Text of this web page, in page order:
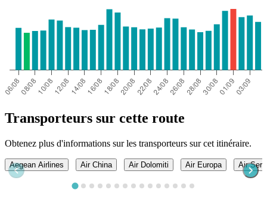
Transporteurs sur cette route
Obtenez plus d'informations sur les transporteurs sur cet itinéraire.
Aegean Airlines Air China Air Dolomiti Air Europa Air